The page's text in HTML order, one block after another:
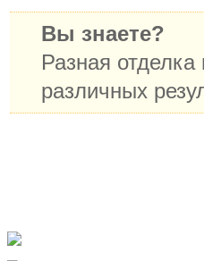
Вы знаете?
Разная
различных